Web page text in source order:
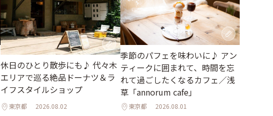
休日のひとり散歩にも♪ 代々木
エリアで巡る絶品ドーナツ＆ラ
イフスタイルショップ
東京都 2026.08.02
季節のパフェを味わいに♪ アン
ティークに囲まれて、時間を忘
れて過ごしたくなるカフェ／浅
草「annorum cafe」
東京都 2026.08.01